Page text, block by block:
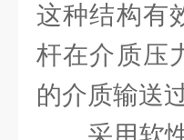
这种结构有
杆在介质压
的介质输送